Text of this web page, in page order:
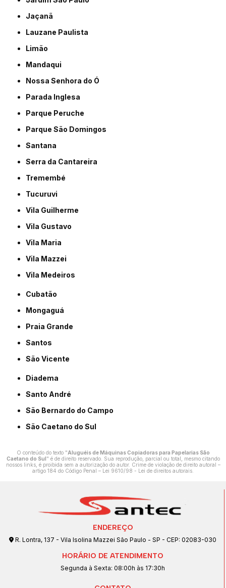
Jaçanã
Lauzane Paulista
Limão
Mandaqui
Nossa Senhora do Ó
Parada Inglesa
Parque Peruche
Parque São Domingos
Santana
Serra da Cantareira
Tremembé
Tucuruvi
Vila Guilherme
Vila Gustavo
Vila Maria
Vila Mazzei
Vila Medeiros
Cubatão
Mongaguá
Praia Grande
Santos
São Vicente
Diadema
Santo André
São Bernardo do Campo
São Caetano do Sul
O conteúdo do texto "Aluguéis de Máquinas Copiadoras para Papelarias São
Caetano do Sul" é de direito reservado. Sua reprodução, parcial ou total, mesmo citando
nossos links, é proibida sem a autorização do autor. Crime de violação de direito autoral –
artigo 184 do Código Penal – Lei 9610/98 - Lei de direitos autorais
ENDEREÇO
R. Lontra, 137 - Vila Isolina Mazzei São Paulo - SP - CEP: 02083-030
HORÁRIO DE ATENDIMENTO
Segunda à Sexta: 08:00h às 17:30h